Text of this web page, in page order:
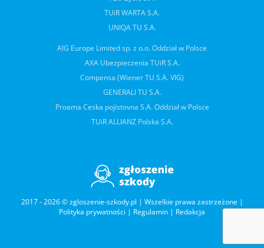
TUiR WARTA S.A.
UNIQA TU S.A.
AIG Europe Limited sp. z o.o. Oddział w Polsce
AXA Ubezpieczenia TUiR S.A.
Compensa (Wiener TU S.A. VIG)
GENERALI TU S.A.
Proama Ceska pojistovna S.A. Oddział w Polsce
TUiR ALLIANZ Polska S.A.
2017 - 2026 © zgloszenie-szkody.pl | Wszelkie prawa zastrzeżone |
Polityka prywatności | Regulamin | Redakcja